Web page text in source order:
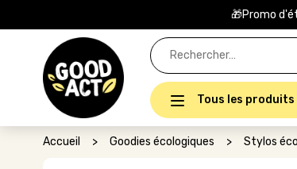
🎁Promo
Rechercher :
Tous les produits
Accueil > Goodies écologiques > Stylos